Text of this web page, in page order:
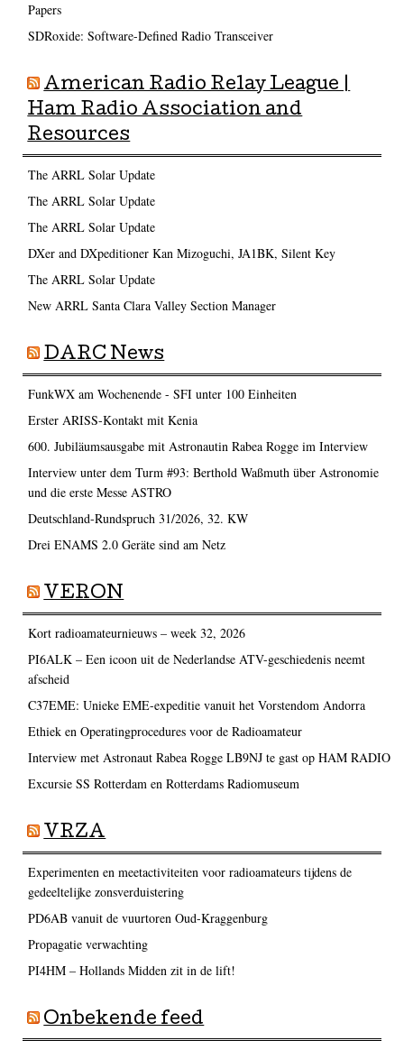
Papers
SDRoxide: Software-Defined Radio Transceiver
American Radio Relay League |
Ham Radio Association and
Resources
The ARRL Solar Update
The ARRL Solar Update
The ARRL Solar Update
DXer and DXpeditioner Kan Mizoguchi, JA1BK, Silent Key
The ARRL Solar Update
New ARRL Santa Clara Valley Section Manager
DARC News
FunkWX am Wochenende - SFI unter 100 Einheiten
Erster ARISS-Kontakt mit Kenia
600. Jubiläumsausgabe mit Astronautin Rabea Rogge im Interview
Interview unter dem Turm #93: Berthold Waßmuth über Astronomie
und die erste Messe ASTRO
Deutschland-Rundspruch 31/2026, 32. KW
Drei ENAMS 2.0 Geräte sind am Netz
VERON
Kort radioamateurnieuws – week 32, 2026
PI6ALK – Een icoon uit de Nederlandse ATV-geschiedenis neemt
afscheid
C37EME: Unieke EME-expeditie vanuit het Vorstendom Andorra
Ethiek en Operatingprocedures voor de Radioamateur
Interview met Astronaut Rabea Rogge LB9NJ te gast op HAM RADIO
Excursie SS Rotterdam en Rotterdams Radiomuseum
VRZA
Experimenten en meetactiviteiten voor radioamateurs tijdens de
gedeeltelijke zonsverduistering
PD6AB vanuit de vuurtoren Oud-Kraggenburg
Propagatie verwachting
PI4HM – Hollands Midden zit in de lift!
Onbekende feed